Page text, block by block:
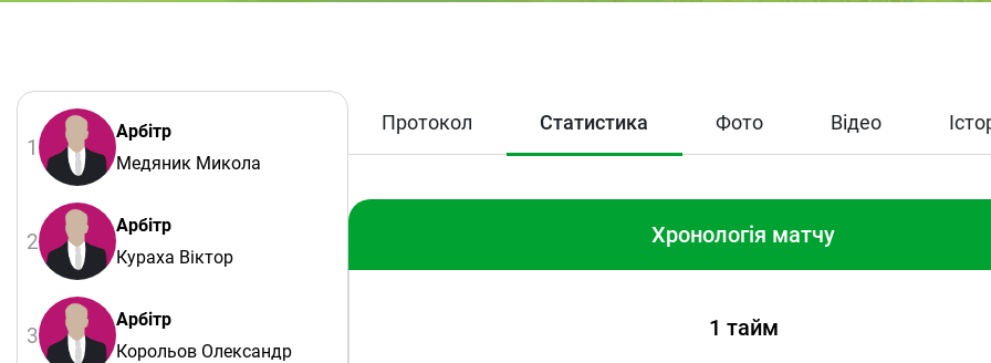
1
Арбітр
Медяник Микола
2
Арбітр
Кураха Віктор
3
Арбітр
Корольов Олександр
Протокол Статистика Фото Відео
Хронологія матчу
1 тайм